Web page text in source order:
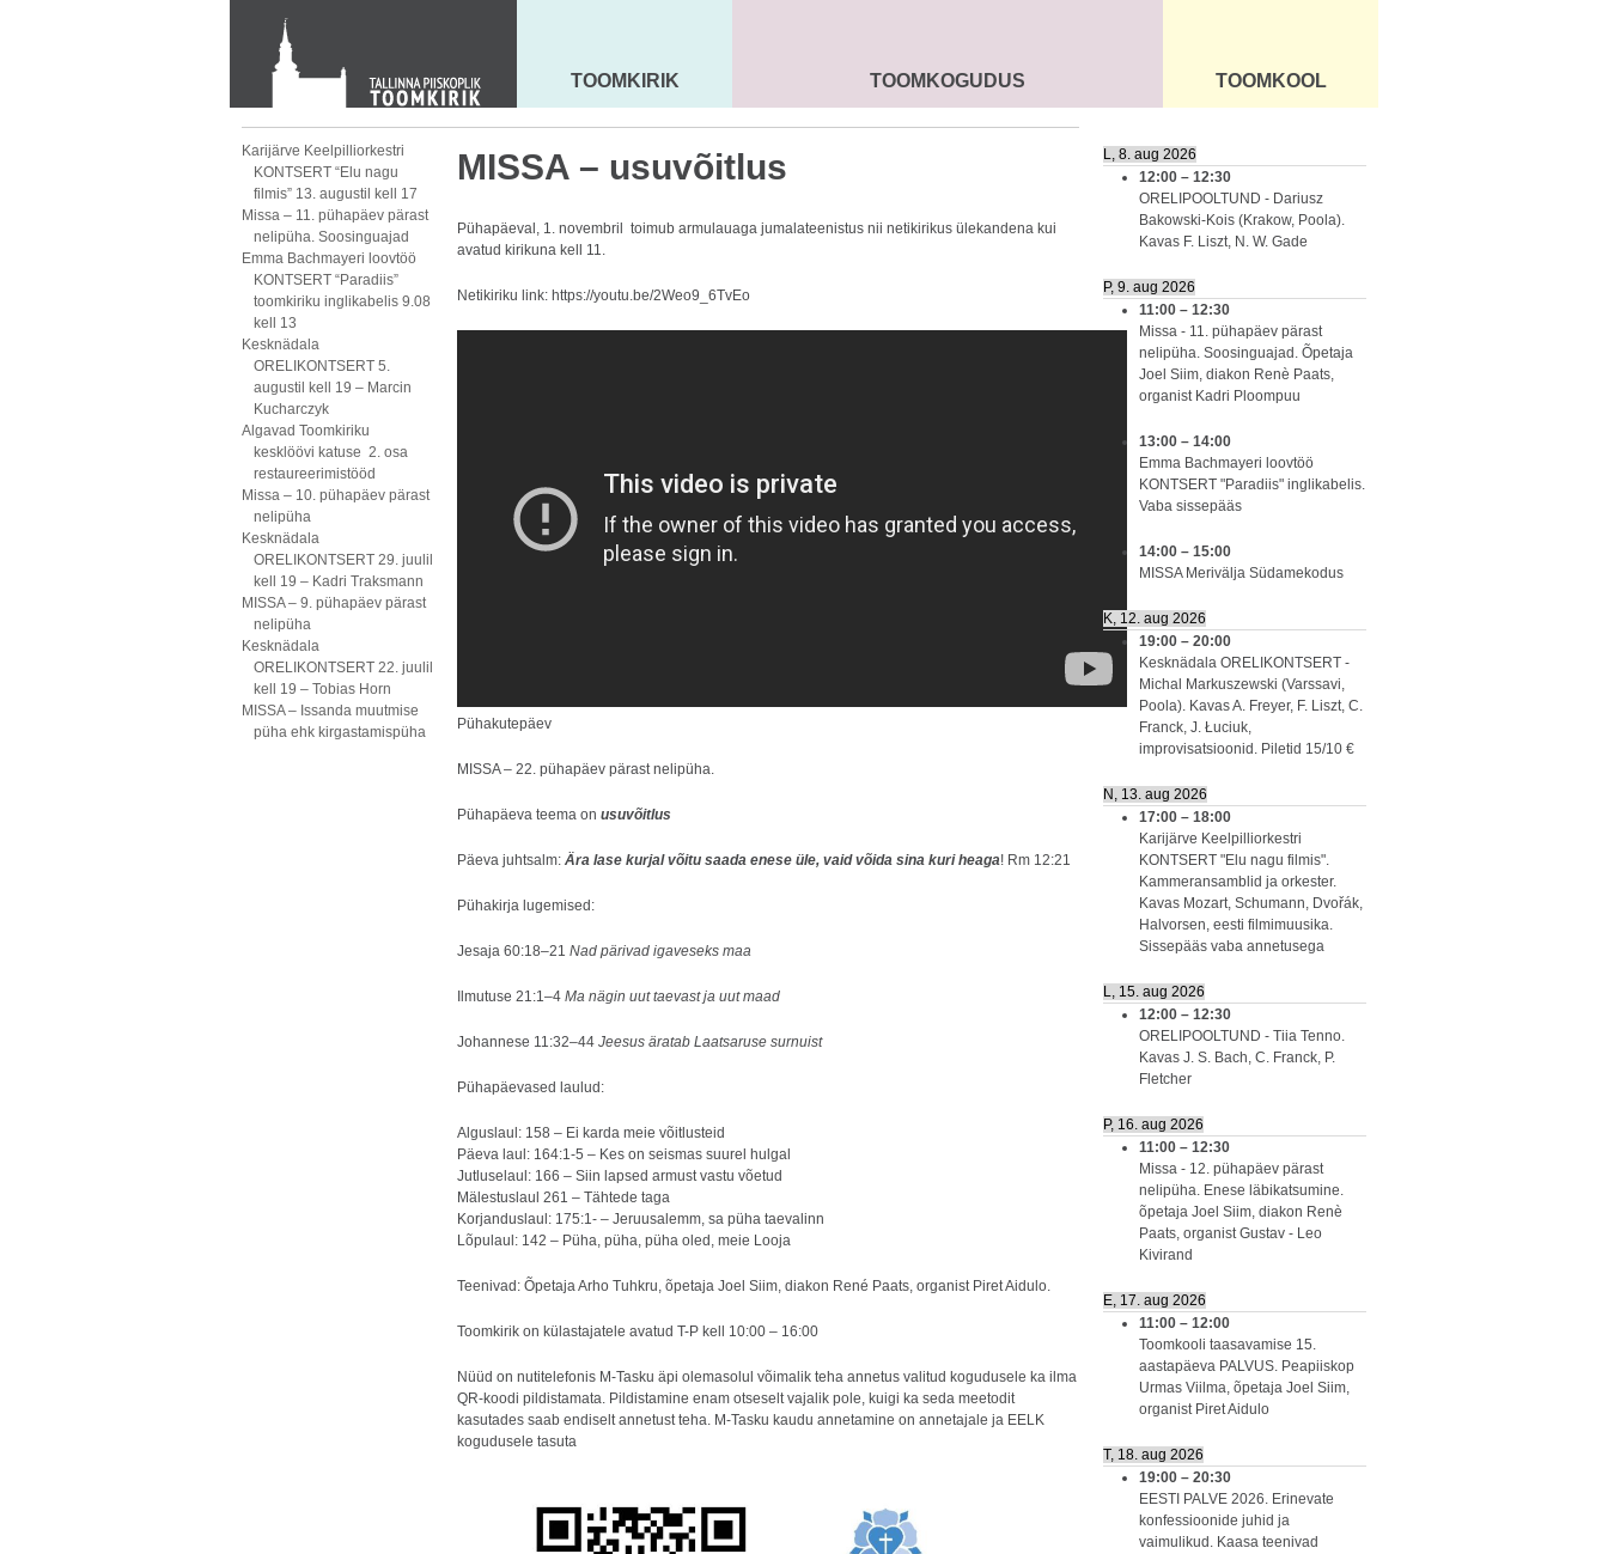
KONTAKT
Toom-Kooli 6, 10130 TALLINN
tallinna.toom@eelk.ee
MAARJA KIRIK
TOOMKIRIK SEENIORID KOGUDUS
TOOMKOGUDUS ÜLDINFO
TOOMKOOL
Karijärve Keelpilliorkestri
KONTSERT “Elu nagu
filmis” 13. augustil kell 17
Missa – 11. pühapäev pärast
nelipüha. Soosinguajad
Emma Bachmayeri loovtöö
KONTSERT “Paradiis”
toomkiriku inglikabelis 9.08
kell 13
Kesknädala
ORELIKONTSERT 5.
augustil kell 19 – Marcin
Kucharczyk
Algavad Toomkiriku
kesklöövi katuse 2. osa
restaureerimistööd
Missa – 10. pühapäev pärast
nelipüha
Kesknädala
ORELIKONTSERT 29. juulil
kell 19 – Kadri Traksmann
MISSA – 9. pühapäev pärast
nelipüha
Kesknädala
ORELIKONTSERT 22. juulil
kell 19 – Tobias Horn
MISSA – Issanda muutmise
püha ehk kirgastamispüha
MISSA – usuvõitlus
Pühapäeval, 1. novembril toimub armulauaga jumalateenistus nii netikirikus ülekandena kui
avatud kirikuna kell 11.
Netikiriku link: https://youtu.be/2Weo9_6TvEo
Pühakutepäev
MISSA – 22. pühapäev pärast nelipüha.
Pühapäeva teema on usuvõitlus
Päeva juhtsalm: Ära lase kurjal võitu saada enese üle, vaid võida sina kuri heaga! Rm 12:21
Pühakirja lugemised:
Jesaja 60:18–21 Nad pärivad igaveseks maa
Ilmutuse 21:1–4 Ma nägin uut taevast ja uut maad
Johannese 11:32–44 Jeesus äratab Laatsaruse surnuist
Pühapäevased laulud:
Alguslaul: 158 – Ei karda meie võitlusteid
Päeva laul: 164:1-5 – Kes on seismas suurel hulgal
Jutluselaul: 166 – Siin lapsed armust vastu võetud
Mälestuslaul 261 – Tähtede taga
Korjanduslaul: 175:1- – Jeruusalemm, sa püha taevalinn
Lõpulaul: 142 – Püha, püha, püha oled, meie Looja
Teenivad: Õpetaja Arho Tuhkru, õpetaja Joel Siim, diakon René Paats, organist Piret Aidulo.
Toomkirik on külastajatele avatud T-P kell 10:00 – 16:00
Nüüd on nutitelefonis M-Tasku äpi olemasolul võimalik teha annetus valitud kogudusele ka ilma
QR-koodi pildistamata. Pildistamine enam otseselt vajalik pole, kuigi ka seda meetodit
kasutades saab endiselt annetust teha. M-Tasku kaudu annetamine on annetajale ja EELK
kogudusele tasuta
L, 8. aug 2026
12:00 – 12:30
ORELIPOOLTUND - Dariusz
Bakowski-Kois (Krakow, Poola).
Kavas F. Liszt, N. W. Gade
P, 9. aug 2026
11:00 – 12:30
Missa - 11. pühapäev pärast
nelipüha. Soosinguajad. Õpetaja
Joel Siim, diakon Renè Paats,
organist Kadri Ploompuu
13:00 – 14:00
Emma Bachmayeri loovtöö
KONTSERT "Paradiis" inglikabelis.
Vaba sissepääs
14:00 – 15:00
MISSA Merivälja Südamekodus
K, 12. aug 2026
19:00 – 20:00
Kesknädala ORELIKONTSERT -
Michal Markuszewski (Varssavi,
Poola). Kavas A. Freyer, F. Liszt, C.
Franck, J. Łuciuk,
improvisatsioonid. Piletid 15/10 €
N, 13. aug 2026
17:00 – 18:00
Karijärve Keelpilliorkestri
KONTSERT "Elu nagu filmis".
Kammeransamblid ja orkester.
Kavas Mozart, Schumann, Dvořák,
Halvorsen, eesti filmimuusika.
Sissepääs vaba annetusega
L, 15. aug 2026
12:00 – 12:30
ORELIPOOLTUND - Tiia Tenno.
Kavas J. S. Bach, C. Franck, P.
Fletcher
P, 16. aug 2026
11:00 – 12:30
Missa - 12. pühapäev pärast
nelipüha. Enese läbikatsumine.
õpetaja Joel Siim, diakon Renè
Paats, organist Gustav - Leo
Kivirand
E, 17. aug 2026
11:00 – 12:00
Toomkooli taasavamise 15.
aastapäeva PALVUS. Peapiiskop
Urmas Viilma, õpetaja Joel Siim,
organist Piret Aidulo
T, 18. aug 2026
19:00 – 20:30
EESTI PALVE 2026. Erinevate
konfessioonide juhid ja
vaimulikud. Kaasa teenivad